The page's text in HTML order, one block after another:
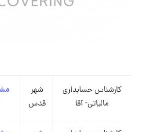
کارشناس حسابداری
مالیاتی- آقا
شهر
قدس